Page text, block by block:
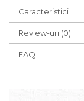
Caracteristici
Review-uri (0)
FAQ